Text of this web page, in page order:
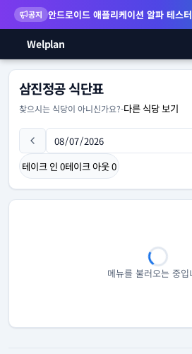
공지 안드로이드 애플리케이션 알파 테스
Welplan
삼진정공 식단표
찾으시는 식당이 아니신가요?-다른 식당 보기
테이크 인 0테이크 아웃0
메뉴를 불러오는 중입